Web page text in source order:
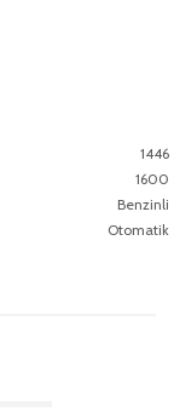
1446
1600
Benzinli
Otomatik